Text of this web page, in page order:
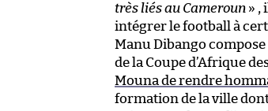
très liés au Cameroun » ,
intégrer le football à
Manu Dibango
de la Coupe d’Afrique
Mouna de rendre
formation de la ville